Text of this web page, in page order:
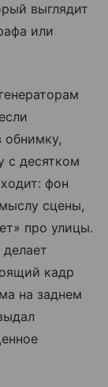
выглядит
или
обнимку,
с десятком
фон
сцены,
про улицы.
кадр
на заднем